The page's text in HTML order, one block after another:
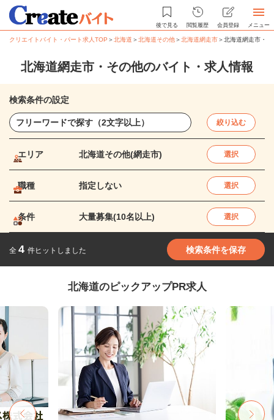
後で見る 閲覧履歴 会員登録 メニュー
クリエイトバイト・パート求人TOP ＞北海道 ＞北海道その他＞北海道網走市＞北海道網走市・
北海道網走市・その他のバイト・求人情報
検索条件の設定
絞り込む
エリア 北海道その他(網走市) 選択
職種 指定しない 選択
条件 大量募集(10名以上) 選択
全 4 件ヒットしました 検索条件を保存
北海道のピックアップPR求人